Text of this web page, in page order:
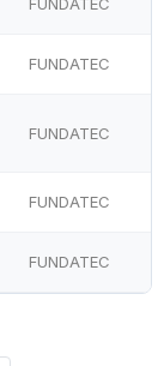
FUNDATEC
FUNDATEC
FUNDATEC
FUNDATEC